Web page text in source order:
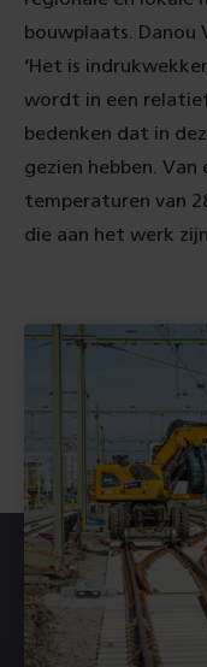
bouwplaats. Danou
‘Het is
wordt in een
bedenken dat in
gezien hebben.
temperaturen van
die aan het werk